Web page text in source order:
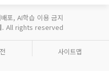
포, AI학습 이용 금지
. All rights reserved
사이트맵